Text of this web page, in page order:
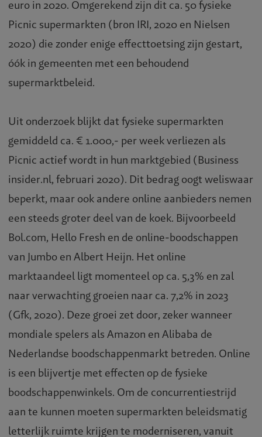
euro in 2020. Omgerekend zijn dit ca. 50 fysieke
Picnic supermarkten (bron IRI, 2020 en Nielsen
2020) die zonder enige effecttoetsing zijn gestart,
óók in gemeenten met een behoudend
supermarktbeleid.
Uit onderzoek blijkt dat fysieke supermarkten
gemiddeld ca. € 1.000,- per week verliezen als
Picnic actief wordt in hun marktgebied (Business
insider.nl, februari 2020). Dit bedrag oogt weliswaar
beperkt, maar ook andere online aanbieders nemen
een steeds groter deel van de koek. Bijvoorbeeld
Bol.com, Hello Fresh en de online-boodschappen
van Jumbo en Albert Heijn. Het online
marktaandeel ligt momenteel op ca. 5,3% en zal
naar verwachting groeien naar ca. 7,2% in 2023
(Gfk, 2020). Deze groei zet door, zeker wanneer
mondiale spelers als Amazon en Alibaba de
Nederlandse boodschappenmarkt betreden. Online
is een blijvertje met effecten op de fysieke
boodschappenwinkels. Om de concurrentiestrijd
aan te kunnen moeten supermarkten beleidsmatig
letterlijk ruimte krijgen te moderniseren, vanuit